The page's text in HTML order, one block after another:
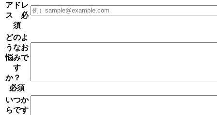
アドレ
ス 必
須
どのよ
うなお
悩みで
す
か？
必須
いつか
らです